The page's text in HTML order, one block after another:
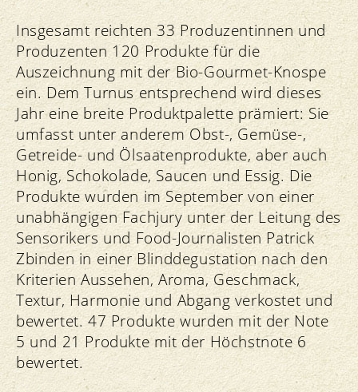
Insgesamt reichten 33 Produzentinnen und
Produzenten 120 Produkte für die
Auszeichnung mit der Bio-Gourmet-Knospe
ein. Dem Turnus entsprechend wird dieses
Jahr eine breite Produktpalette prämiert: Sie
umfasst unter anderem Obst-, Gemüse-,
Getreide- und Ölsaatenprodukte, aber auch
Honig, Schokolade, Saucen und Essig. Die
Produkte wurden im September von einer
unabhängigen Fachjury unter der Leitung des
Sensorikers und Food-Journalisten Patrick
Zbinden in einer Blinddegustation nach den
Kriterien Aussehen, Aroma, Geschmack,
Textur, Harmonie und Abgang verkostet und
bewertet. 47 Produkte wurden mit der Note
5 und 21 Produkte mit der Höchstnote 6
bewertet.